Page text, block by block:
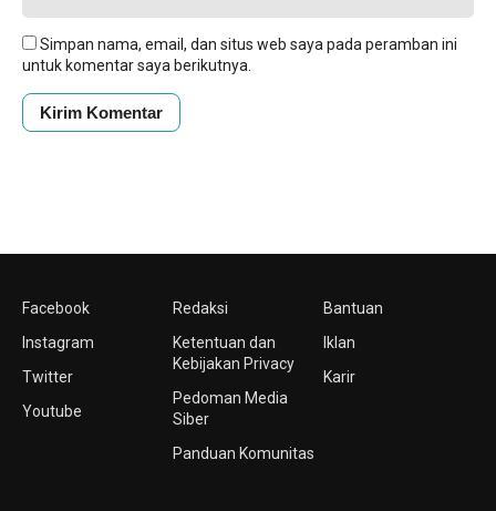
Simpan nama, email, dan situs web saya pada peramban ini
untuk komentar saya berikutnya.
Facebook
Instagram
Twitter
Youtube
Redaksi
Ketentuan dan
Kebijakan Privacy
Pedoman Media
Siber
Panduan Komunitas
Bantuan
Iklan
Karir